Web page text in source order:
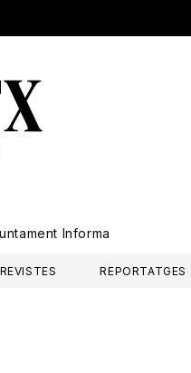
Informa
REPORTATGES